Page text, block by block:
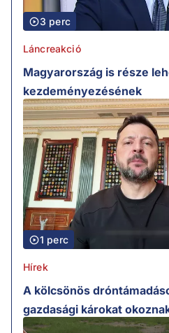
3 perc
Láncreakció
Magyarország is része
kezdeményezésének
1 perc
Hírek
A kölcsönös
gazdasági károkat